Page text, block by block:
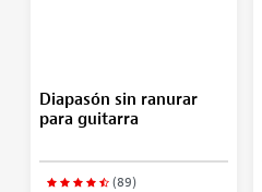
Diapasón sin ranurar
para guitarra
(89)